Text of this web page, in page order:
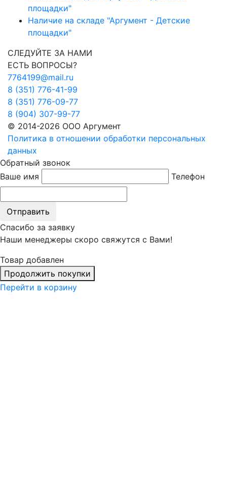
площадки"
Наличие на складе "Аргумент - Детские
площадки"
СЛЕДУЙТЕ ЗА НАМИ
ЕСТЬ ВОПРОСЫ?
7764199@mail.ru
8 (351) 776-41-99
8 (351) 776-09-77
8 (904) 307-99-77
© 2014-2026 ООО Аргумент
Политика в отношении обработки персональных
данных
Обратный звонок
Ваше имя
Телефон
Отправить
Спасибо за заявку
Наши менеджеры скоро свяжутся с Вами!
Товар добавлен
Продолжить покупки
Перейти в корзину